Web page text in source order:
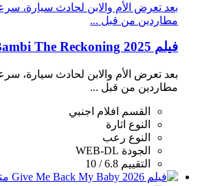
بعد تعرض الأم والابن لحادث سيارة،
مطاردين من قبل ...
فيلم Bambi The Reckoning 2025 مترجم HD
بعد تعرض الأم والابن لحادث سيارة،
مطاردين من قبل ...
القسم
افلام اجنبي
النوع اثارة
النوع رعب
الجودة WEB-DL
التقييم 6.8 / 10